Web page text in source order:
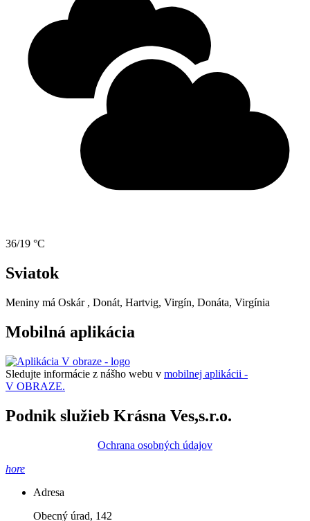
36/19 °C
Sviatok
Meniny má Oskár , Donát, Hartvig, Virgín, Donáta, Virgínia
Mobilná aplikácia
Sledujte informácie z nášho webu v mobilnej aplikácii -
V OBRAZE.
Podnik služieb Krásna Ves,s.r.o.
Ochrana osobných údajov
hore
Adresa
Obecný úrad, 142